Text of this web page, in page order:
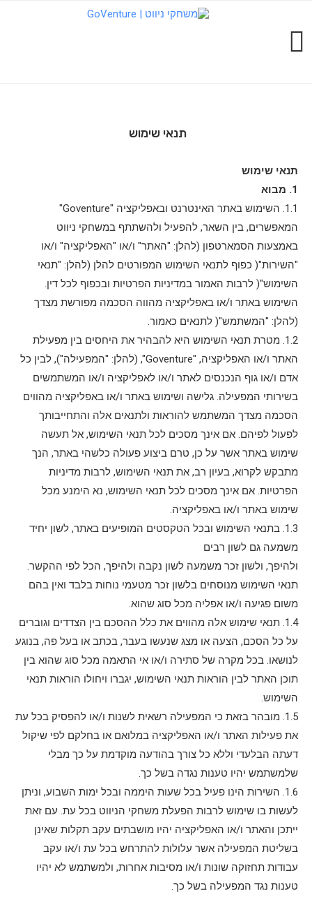
תנאי שימוש
תנאי שימוש
1. מבוא
1.1. השימוש באתר האינטרנט ובאפליקציה "Goventure"
המאפשרים, בין השאר, להפעיל ולהשתתף במשחקי ניווט
באמצעות הסמארטפון (להלן: "האתר" ו/או "האפליקציה" ו/או
"השירות"( כפוף לתנאי השימוש המפורטים להלן (להלן: "תנאי
השימוש"( לרבות האמור במדיניות הפרטיות ובכפוף לכל דין.
השימוש באתר ו/או באפליקציה מהווה הסכמה מפורשת מצדך
(להלן: "המשתמש"( לתנאים כאמור.
1.2. מטרת תנאי השימוש היא להבהיר את היחסים בין מפעילת
האתר ו/או האפליקציה, "Goventure", (להלן: "המפעילה"), לבין כל
אדם ו/או גוף הנכנסים לאתר ו/או לאפליקציה ו/או המשתמשים
בשירותי המפעילה. גלישה ושימוש באתר ו/או באפליקציה מהווים
הסכמה מצדך המשתמש להוראות ולתנאים אלה והתחייבותך
לפעול לפיהם. אם אינך מסכים לכל תנאי השימוש, אל תעשה
שימוש באתר אשר על כן, טרם ביצוע פעולה כלשהי באתר, הנך
מתבקש לקרוא, בעיון רב, את תנאי השימוש, לרבות מדיניות
הפרטיות. אם אינך מסכים לכל תנאי השימוש, נא הימנע מכל
שימוש באתר ו/או באפליקציה.
1.3. בתנאי השימוש ובכל הטקסטים המופיעים באתר, לשון יחיד
משמעה גם לשון רבים
ולהיפך, ולשון זכר משמעה לשון נקבה ולהיפך, הכל לפי ההקשר.
תנאי השימוש מנוסחים בלשון זכר מטעמי נוחות בלבד ואין בהם
משום פגיעה ו/או אפליה מכל סוג שהוא.
1.4. תנאי שימוש אלה מהווים את כלל ההסכם בין הצדדים וגוברים
על כל הסכם, הצעה או מצג שנעשו בעבר, בכתב או בעל פה, בנוגע
לנושאו. בכל מקרה של סתירה ו/או אי התאמה מכל סוג שהוא בין
תוכן האתר לבין הוראות תנאי השימוש, יגברו ויחולו הוראות תנאי
השימוש.
1.5. מובהר בזאת כי המפעילה רשאית לשנות ו/או להפסיק בכל עת
את פעילות האתר ו/או האפליקציה במלואם או בחלקם לפי שיקול
דעתה הבלעדי וללא כל צורך בהודעה מוקדמת על כך מבלי
שלמשתמש יהיו טענות נגדה בשל כך.
1.6. השירות הינו פעיל בכל שעות היממה ובכל ימות השבוע, וניתן
לעשות בו שימוש לרבות הפעלת משחקי הניווט בכל עת. עם זאת
ייתכן והאתר ו/או האפליקציה יהיו מושבתים עקב תקלות שאינן
בשליטת המפעילה אשר עלולות להתרחש בכל עת ו/או עקב
עבודות תחזוקה שונות ו/או מסיבות אחרות, ולמשתמש לא יהיו
טענות נגד המפעילה בשל כך.